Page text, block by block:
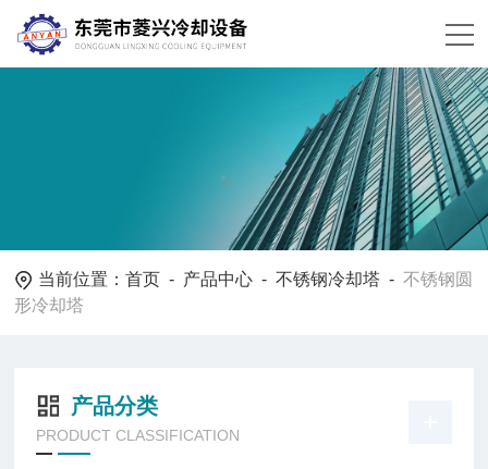
当前位置：首页 - 产品中心 -不锈钢冷却塔 -不锈钢圆
形冷却塔
产品分类
PRODUCT CLASSIFICATION